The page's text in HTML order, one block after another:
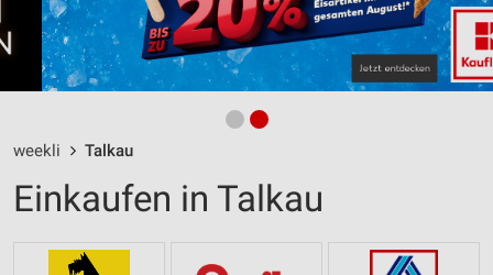
weekli Talkau
Einkaufen in Talkau